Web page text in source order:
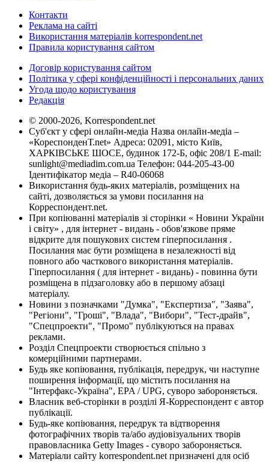
Контакти
Реклама на сайті
Використання матеріалів korrespondent.net
Правила користування сайтом
Договір користування сайтом
Політика у сфері конфіденційності і персональних даних
Угода щодо користування
Редакція
© 2000-2026, Korrespondent.net
Суб'єкт у сфері онлайн-медіа Назва онлайн-медіа –
«КореспонденТ.net» Адреса: 02091, місто Київ,
ХАРКІВСЬКЕ ШОСЕ, будинок 172-Б, офіс 208/1 E-mail:
sunlight@mediadim.com.ua Телефон: 044-205-43-00
Ідентифікатор медіа – R40-06068
Використання будь-яких матеріалів, розміщених на
сайті, дозволяється за умови посилання на
Корреспондент.net.
При копіюванні матеріалів зі сторінки « Новини України
і світу» , для інтернет - видань - обов'язкове пряме
відкрите для пошукових систем гіперпосилання .
Посилання має бути розміщена в незалежності від
повного або часткового використання матеріалів.
Гіперпосилання ( для інтернет - видань) - повинна бути
розміщена в підзаголовку або в першому абзаці
матеріалу.
Новини з позначками "Думка", "Експертиза", "Заява",
"Регіони", "Гроші", "Влада", "Вибори", "Тест-драйв",
"Спецпроекти", "Промо" публікуються на правах
реклами.
Розділ Спецпроекти створюється спільно з
комерційними партнерами.
Будь яке копіювання, публікація, передрук, чи наступне
поширення інформації, що містить посилання на
"Інтерфакс-Україна", EPA / UPG, суворо забороняється.
Власник веб-сторінки в розділі Я-Корреспондент є автор
публікації.
Будь-яке копіювання, передрук та відтворення
фотографічних творів та/або аудіовізуальних творів
правовласника Getty Images - суворо забороняється.
Матеріали сайту korrespondent.net призначені для осіб